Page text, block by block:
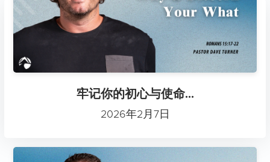
牢记你的初心与使命...
2026年2月7日